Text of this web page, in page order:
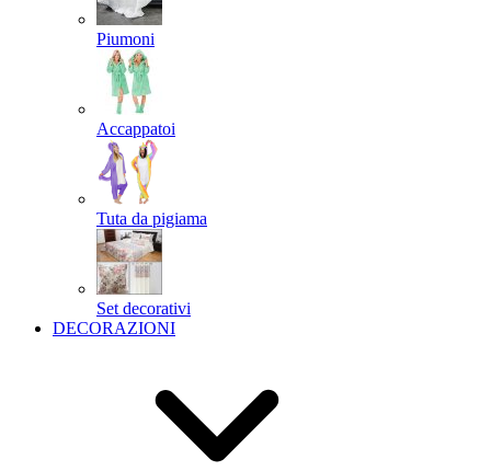
Piumoni
Accappatoi
Tuta da pigiama
Set decorativi
DECORAZIONI